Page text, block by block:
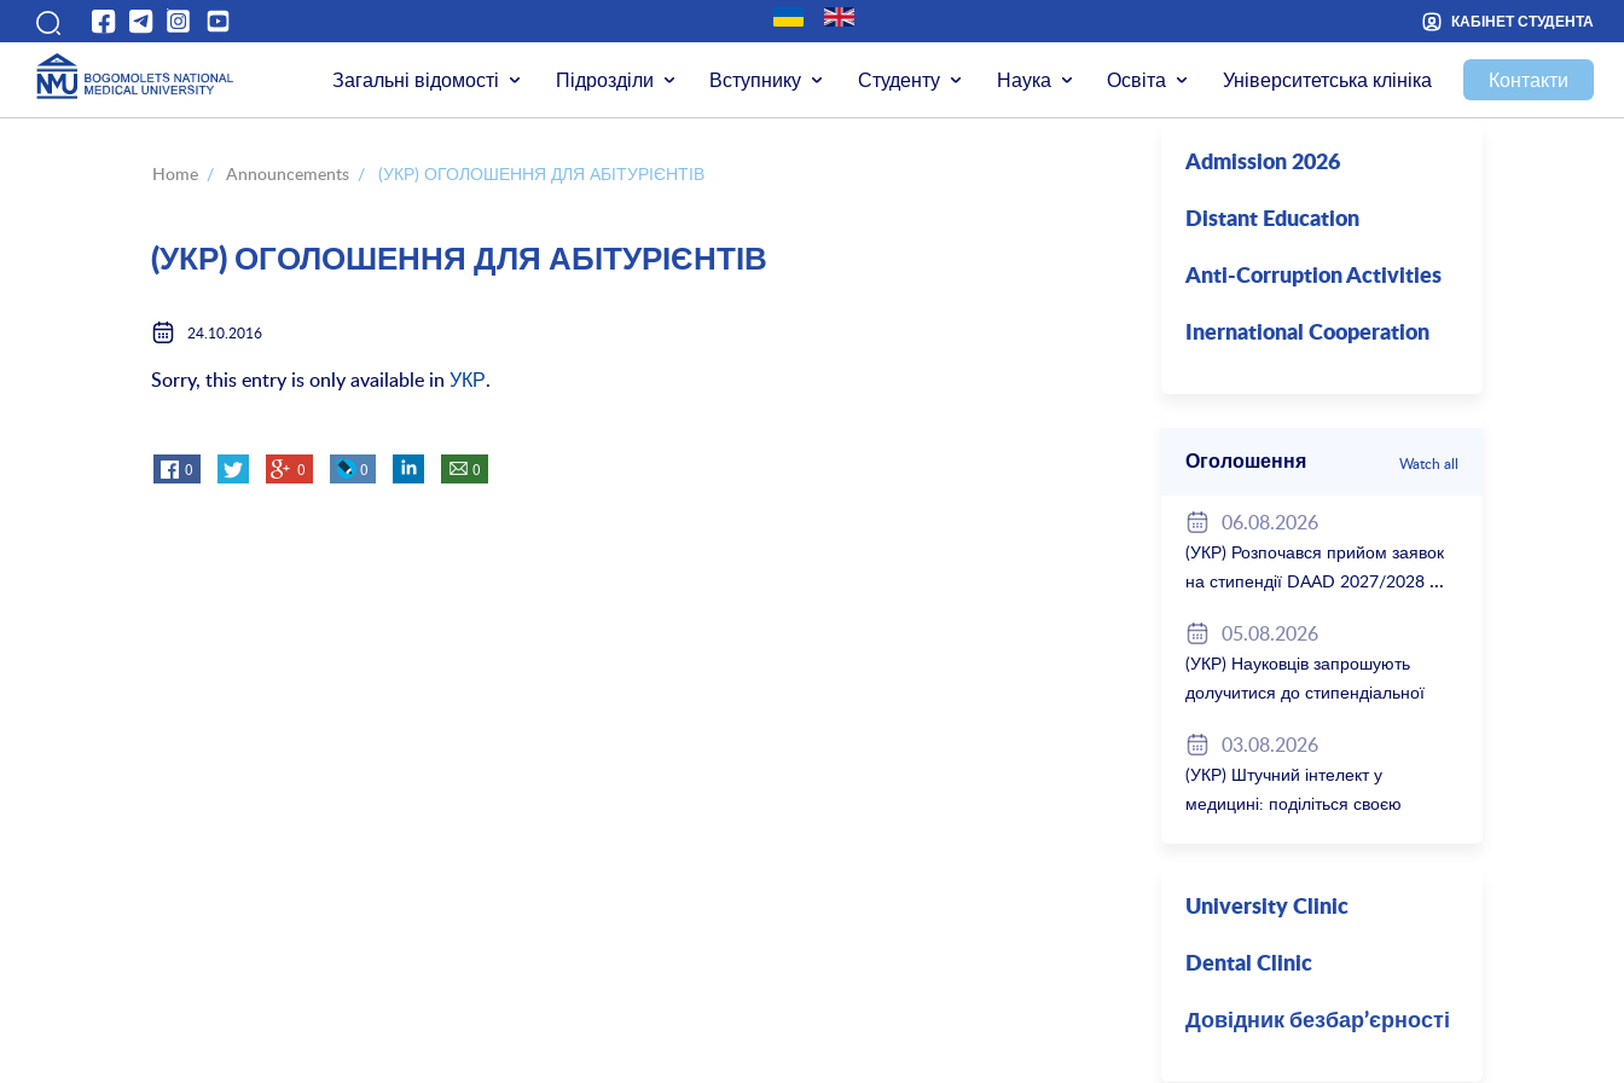
КАБІНЕТ СТУДЕНТА
Загальні відомості Підрозділи Вступнику Студенту Наука Освіта Університетська клініка Контакти
Home / Announcements / (УКР) ОГОЛОШЕННЯ ДЛЯ АБІТУРІЄНТІВ
(УКР) ОГОЛОШЕННЯ ДЛЯ АБІТУРІЄНТІВ
24.10.2016
Sorry, this entry is only available inУКР.
0 0 0 0
Admission 2026
Distant Education
Anti-Corruption Activities
Inernational Cooperation
Оголошення Watch all
06.08.2026
(УКР) Розпочався прийом заявок
на стипендії DAAD 2027/2028
05.08.2026
(УКР) Науковців запрошують
долучитися до стипендіальної
Баварія 2027/28
03.08.2026
(УКР) Штучний інтелект у
медицині: поділіться своєю
University Clinic
Dental Clinic
Довідник безбар’єрності